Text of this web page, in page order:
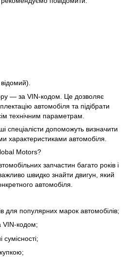
— за VIN-кодом. Це дозволяє
автомобіля та підібрати
технічним параметрам.
спеціалісти допоможуть визначити
характеристиками автомобіля.
Motors?
запчастин багато років і
швидко знайти двигун, який
автомобіля.
для популярних марок автомобілів;
VIN-кодом;